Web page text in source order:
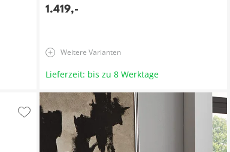
1.419,-
Weitere Varianten
Lieferzeit: bis zu 8 Werktage